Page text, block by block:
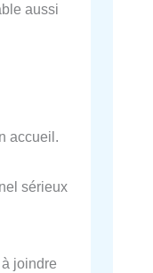
aussi
accueil.
sérieux
joindre